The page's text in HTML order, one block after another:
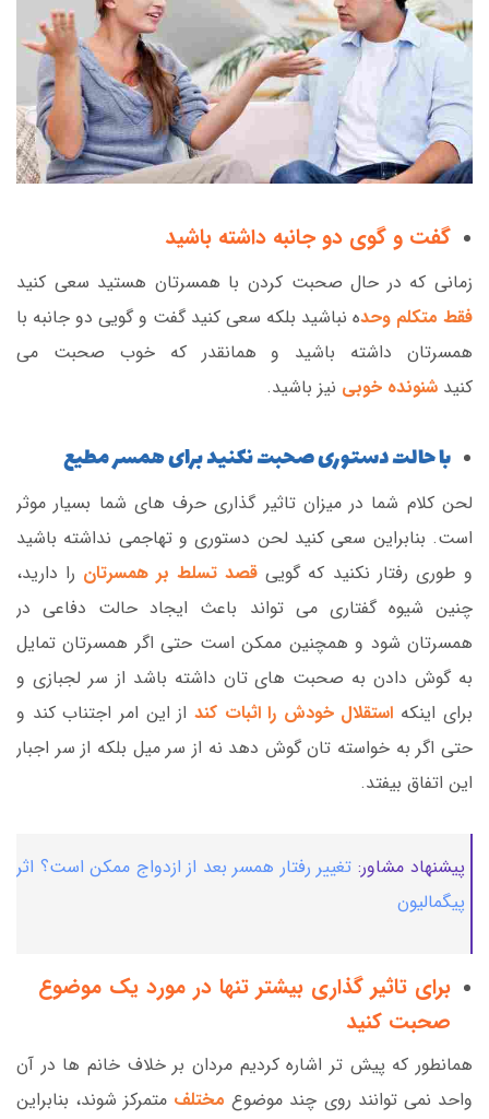
گفت و گوی دو جانبه داشته باشید
زمانی که در حال صحبت کردن با همسرتان هستید سعی کنید
فقط متکلم وحده نباشید بلکه سعی کنید گفت و گویی دو جانبه با
همسرتان داشته باشید و همانقدر که خوب صحبت می
کنید شنونده خوبی نیز باشید.
با حالت دستوری صحبت نکنید برای همسر مطیع
لحن کلام شما در میزان تاثیر گذاری حرف های شما بسیار موثر
است. بنابراین سعی کنید لحن دستوری و تهاجمی نداشته باشید
و طوری رفتار نکنید که گویی قصد تسلط بر همسرتان را دارید،
چنین شیوه گفتاری می تواند باعث ایجاد حالت دفاعی در
همسرتان شود و همچنین ممکن است حتی اگر همسرتان تمایل
به گوش دادن به صحبت های تان داشته باشد از سر لجبازی و
برای اینکه استقلال خودش را اثبات کند از این امر اجتناب کند و
حتی اگر به خواسته تان گوش دهد نه از سر میل بلکه از سر اجبار
این اتفاق بیفتد.
پیشنهاد مشاور: تغییر رفتار همسر بعد از ازدواج ممکن است؟ اثر
پیگمالیون
برای تاثیر گذاری بیشتر تنها در مورد یک موضوع
صحبت کنید
همانطور که پیش تر اشاره کردیم مردان بر خلاف خانم ها در آن
واحد نمی توانند روی چند موضوع مختلف متمرکز شوند، بنابراین